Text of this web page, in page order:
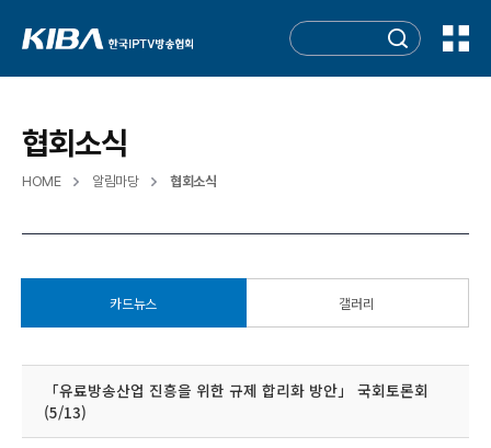
협회소식
HOME 알림마당 협회소식
카드뉴스 갤러리
「유료방송산업 진흥을 위한 규제 합리화 방안」 국회토론회
(5/13)